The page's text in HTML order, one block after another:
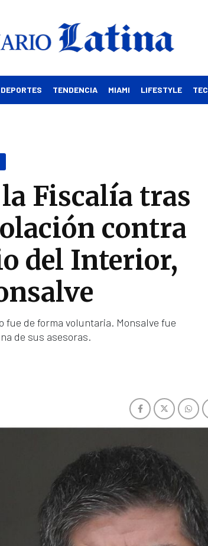
DEPORTES TENDENCIA MIAMI LIFESTYLE
Fiscalía tras
contra
del Interior,
de forma voluntaria. Monsalve fue
de sus asesoras.